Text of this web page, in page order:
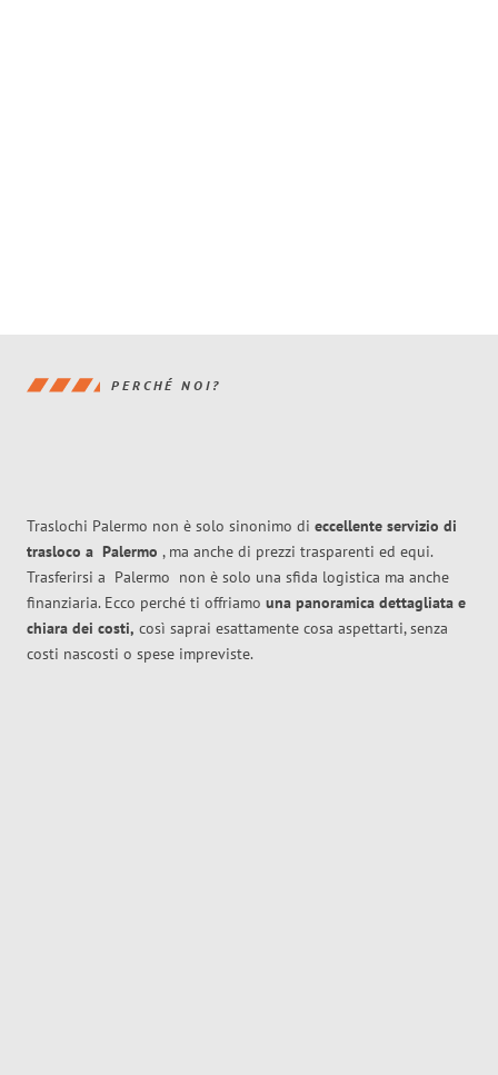
PERCHÉ NOI?
Traslochi Palermo non è solo sinonimo di eccellente servizio di
trasloco a Palermo , ma anche di prezzi trasparenti ed equi.
Trasferirsi a Palermo non è solo una sfida logistica ma anche
finanziaria. Ecco perché ti offriamo una panoramica dettagliata e
chiara dei costi, così saprai esattamente cosa aspettarti, senza
costi nascosti o spese impreviste.